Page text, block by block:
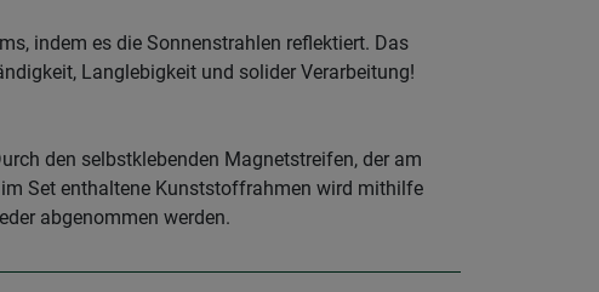
indem es die Sonnenstrahlen reflektiert. Das
Langlebigkeit und solider Verarbeitung!
den selbstklebenden Magnetstreifen, der am
Set enthaltene Kunststoffrahmen wird mithilfe
abgenommen werden.